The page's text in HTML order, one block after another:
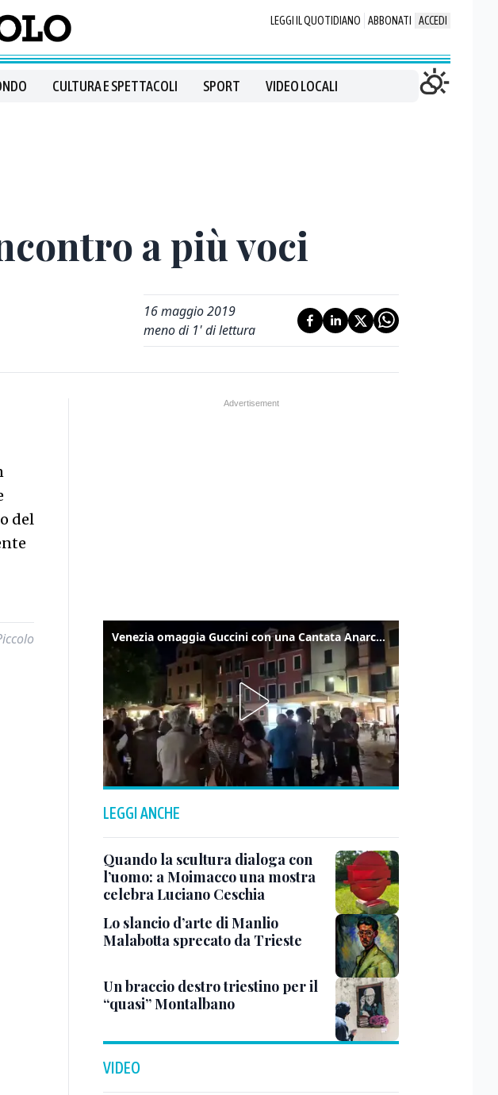
LEGGI IL QUOTIDIANO ABBONATI ACCEDI
CULTURA E SPETTACOLI SPORT VIDEO LOCALI
a più voci
16 maggio 2019
meno di 1' di lettura
del
Venezia omaggia Guccini con una Cantata Anarchica in campo Santa Margherita
LEGGI ANCHE
Quando la scultura dialoga con
l’uomo: a Moimacco una mostra
celebra Luciano Ceschia
Lo slancio d’arte di Manlio
Malabotta sprecato da Trieste
Un braccio destro triestino per il
“quasi” Montalbano
VIDEO